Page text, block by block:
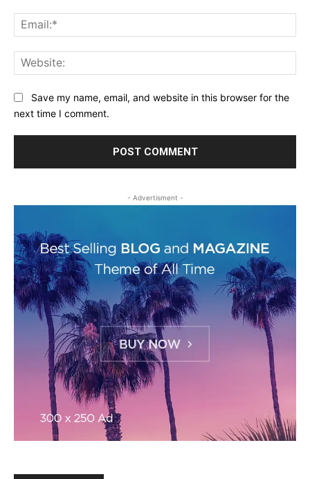
Save my name, email, and website in this browser for the
next time I comment.
- Advertisment -